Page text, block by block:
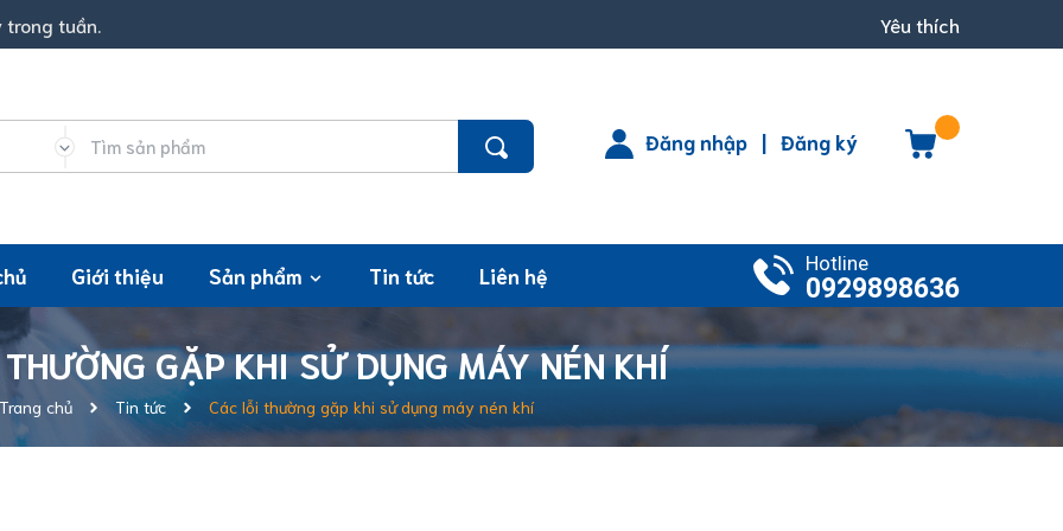
tuần. Yêu thích
Đăng nhập | Đăng ký
Giới thiệu Sản phẩm Tin tức Liên hệ Hotline
0929898636
GẶP KHI SỬ DỤNG MÁY NÉN KHÍ
Trang chủ Tin tức Các lỗi thường gặp khi sử dụng máy nén khí